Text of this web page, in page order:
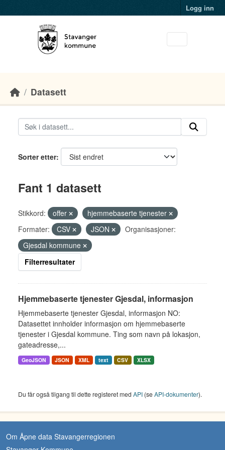
Logg inn
Datasett
Sorter etter
Fant 1 datasett
Stikkord: offer
hjemmebaserte tjenester
Formater:
CSV JSON
Organisasjoner:
Gjesdal kommune
Filterresultater
Hjemmebaserte tjenester Gjesdal, informasjon
Hjemmebaserte tjenester Gjesdal, informasjon NO:
Datasettet innholder informasjon om hjemmebaserte
tjenester i Gjesdal kommune. Ting som navn på lokasjon,
gateadresse,...
GeoJSON JSON XML text CSV XLSX
Du får også tilgang til dette registeret med API (seAPI-dokumenter).
Om Åpne data Stavangerregionen